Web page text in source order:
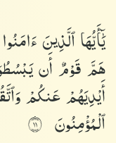
يَٰٓأَيُّهَاٱلَّذِينَءَامَنُوا۟
هَمَّقَوْمٌأَن
أَيْدِيَهُمْعَنكُمْ
ٱلْمُؤْمِنُونَ ١١